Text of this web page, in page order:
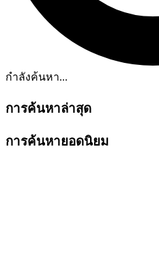
กำลังค้นหา...
การค้นหาล่าสุด
การค้นหายอดนิยม